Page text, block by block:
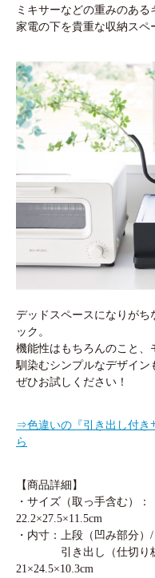
ミキサーなどの重みのある
家電の下を貴重な収納スペ
デッドスペースになりがち
ック。
機能性はもちろんのこと、
馴染むシンプルなデザイン
ぜひお試しください！
⇒色違いの『引き出し付き
ら
【商品詳細】
・サイズ（取っ手含む）
22.2×27.5×11.5cm
・内寸：上段（凹み部分
引き出し（仕切り板
21×24.5×10.3cm